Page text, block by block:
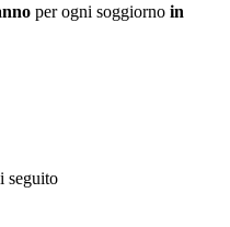
per ogni soggiorno in
seguito